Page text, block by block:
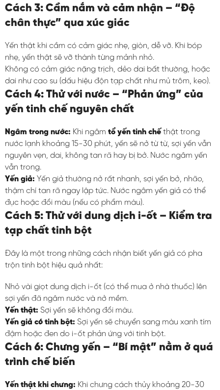
Cách 3: Cầm nắm và cảm nhận – “Độ
chân thực” qua xúc giác
Yến thật khi cầm có cảm giác nhẹ, giòn, dễ vỡ. Khi bóp
nhẹ, yến thật sẽ vỡ thành từng mảnh nhỏ.
Không có cảm giác nặng trịch, dẻo dai bất thường, hoặc
dai như cao su (dấu hiệu độn tạp chất như mủ trôm, keo).
Cách 4: Thử với nước – “Phản ứng” của
yến tinh chế nguyên chất
Ngâm trong nước: Khi ngâm tổ yến tinh chế thật trong
nước lạnh khoảng 15-30 phút, yến sẽ nở từ từ, sợi yến vẫn
nguyên vẹn, dai, không tan rã hay bị bở. Nước ngâm yến
vẫn trong.
Yến giả: Yến giả thường nở rất nhanh, sợi yến bở, nhão,
thậm chí tan rã ngay lập tức. Nước ngâm yến giả có thể
đục hoặc đổi màu (nếu có phẩm màu).
Cách 5: Thử với dung dịch i-ốt – Kiểm tra
tạp chất tinh bột
Đây là một trong những cách nhận biết yến giả có pha
trộn tinh bột hiệu quả nhất:
Nhỏ vài giọt dung dịch i-ốt (có thể mua ở nhà thuốc) lên
sợi yến đã ngâm nước và nở mềm.
Yến thật: Sợi yến sẽ không đổi màu.
Yến giả có tinh bột: Sợi yến sẽ chuyển sang màu xanh tím
đậm hoặc đen do i-ốt phản ứng với tinh bột.
Cách 6: Chưng yến – “Bí mật” nằm ở quá
trình chế biến
Yến thật khi chưng: Khi chưng cách thủy khoảng 20-30